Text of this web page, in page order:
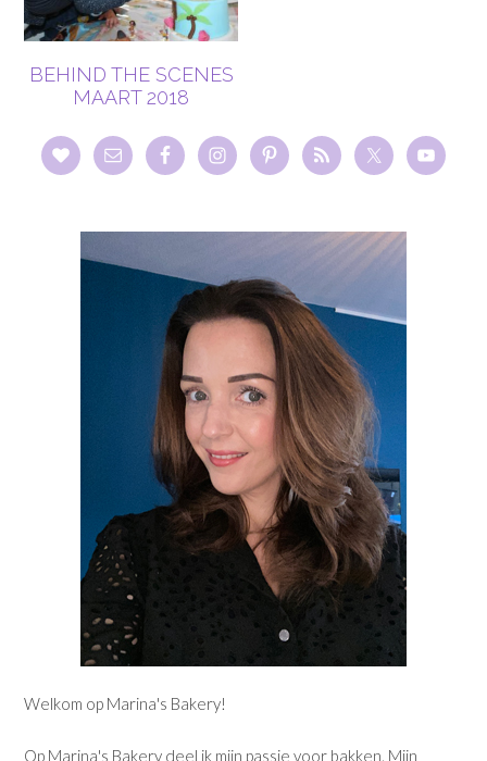
BEHIND THE SCENES
MAART 2018
Welkom op Marina's Bakery!
Op Marina's Bakery deel ik mijn passie voor bakken. Mijn